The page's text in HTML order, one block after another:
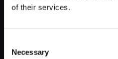
of their services.
Selection
Necessary